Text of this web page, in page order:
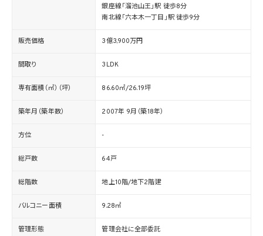
銀座線「溜池山王」駅 徒歩8分
南北線「六本木一丁目」駅 徒歩9分
販売価格 3億3,900万円
間取り 3LDK
専有面積（㎡）（坪） 86.60㎡/26.19坪
築年月（築年数） 2007年 9月（築18年）
方位 -
総戸数 64戸
総階数 地上10階/地下2階建
バルコニー面積 9.28㎡
管理形態 管理会社に全部委託